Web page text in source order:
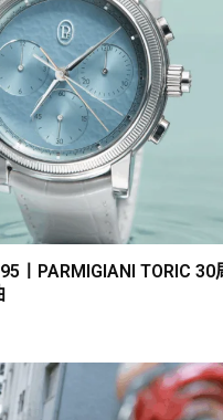
〡PARMIGIANI TORIC